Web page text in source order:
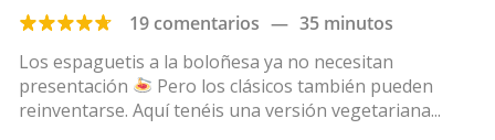
19 comentarios — 35 minutos
Los espaguetis a la boloñesa ya no necesitan
presentación
Pero los clásicos también pueden
reinventarse. Aquí tenéis una versión vegetariana...